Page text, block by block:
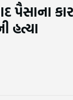
પૈસાના
હત્યા